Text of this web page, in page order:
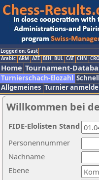
Logged on: Gast
Arabic ARM AZE BIH BUL CAT CHN CRO
Home Tournament-
Turnierschach-Elozahl
Allgemeines Turnier
Willkommen bei
Nachname
Ebene
Personennummer
FIDE-Elolisten Stand